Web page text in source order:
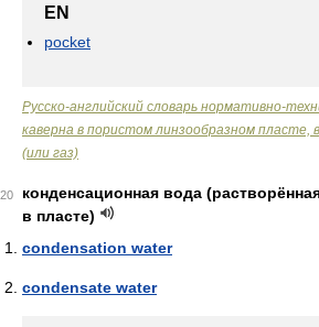
EN
pocket
Русско-английский словарь нормативно-
каверна в пористом линзообразном
(или газ)
20
конденсационная вода
в пласте)
condensation water
condensate water